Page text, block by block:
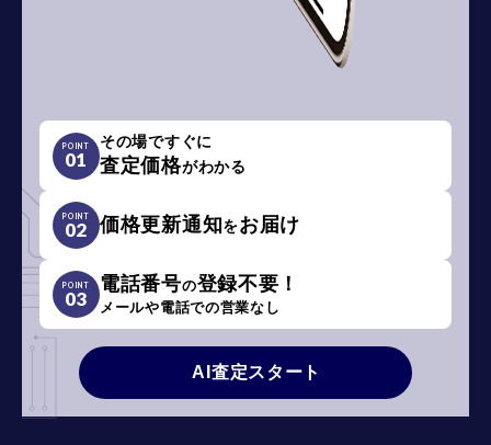
POINT
01
その場ですぐに
査定価格がわかる
POINT
02 価格更新通知をお届け
POINT
03
電話番号の登録不要！
メールや電話での営業なし
AI査定スタート